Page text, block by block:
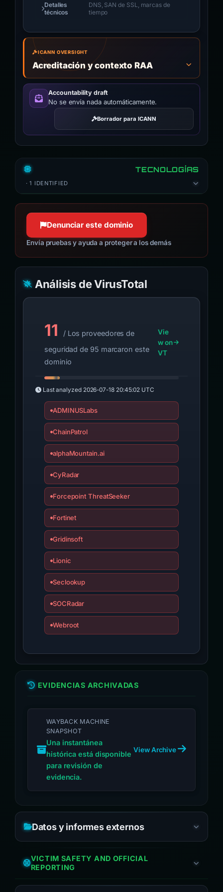
Detalles
técnicos
DNS, SAN de SSL, marcas de
tiempo
ICANN OVERSIGHT
Acreditación y contexto RAA
Accountability draft
No se envía nada automáticamente.
Borrador para ICANN
TECNOLOGÍAS
· 1 IDENTIFIED
Denunciar este dominio
Envía pruebas y ayuda a proteger a los demás
Análisis de VirusTotal
11
/ Los proveedores de
seguridad de 95 marcaron este
dominio
Vie
w on
VT
Last analyzed 2026-07-18 20:45:02 UTC
ADMINUSLabs
ChainPatrol
alphaMountain.ai
CyRadar
Forcepoint ThreatSeeker
Fortinet
Gridinsoft
Lionic
Seclookup
SOCRadar
Webroot
EVIDENCIAS ARCHIVADAS
WAYBACK MACHINE
SNAPSHOT
Una instantánea
histórica está disponible
para revisión de
evidencia.
View Archive
Datos y informes externos
VICTIM SAFETY AND OFFICIAL
REPORTING